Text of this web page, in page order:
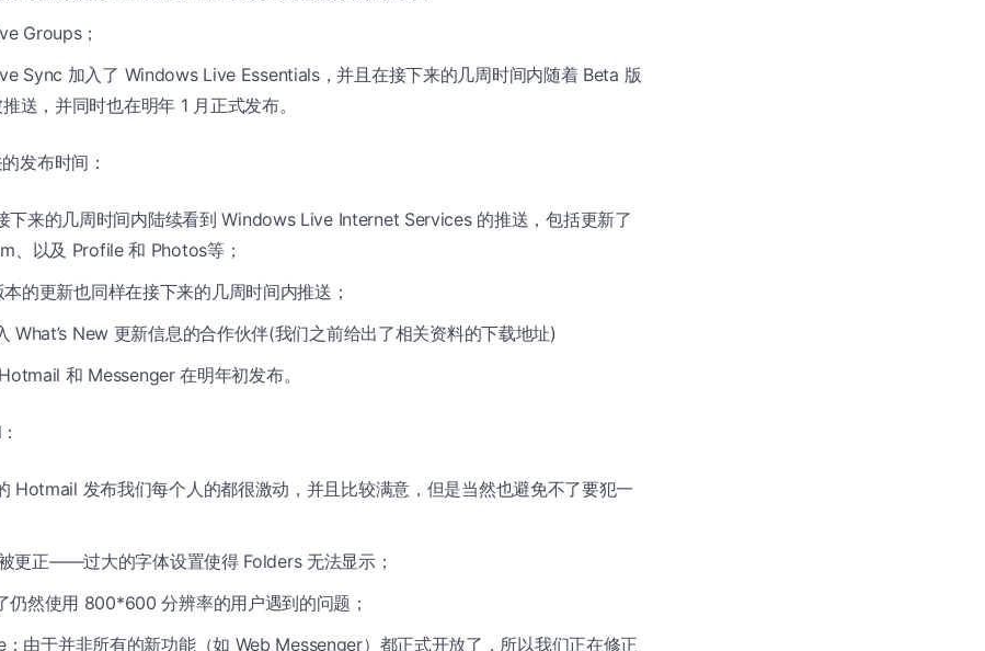
Groups；
Sync 加入了 Windows Live Essentials，并且在接下来的几周时间内随着 Beta 版
送，并同时也在明年 1 月正式发布。
发布时间：
下来的几周时间内陆续看到 Windows Live Internet Services 的推送，包括更新了
、以及 Profile 和 Photos等；
的更新也同样在接下来的几周时间内推送；
What’s New 更新信息的合作伙伴(我们之前给出了相关资料的下载地址)
和 Messenger 在明年初发布。
Hotmail 发布我们每个人的都很激动，并且比较满意，但是当然也避免不了要犯一
更正——过大的字体设置使得 Folders 无法显示；
仍然使用 800*600 分辨率的用户遇到的问题；
：由于并非所有的新功能（如 Web Messenger）都正式开放了，所以我们正在修正